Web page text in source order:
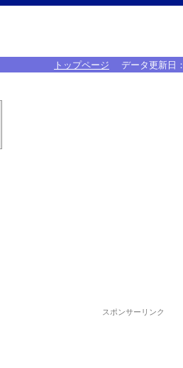
トップページ データ更新日：
スポンサーリンク